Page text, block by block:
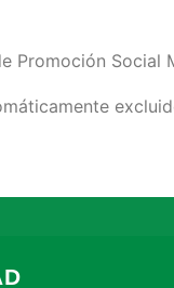
Promoción Social